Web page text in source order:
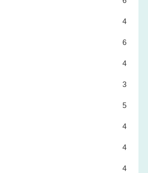
4
6
4
3
5
4
4
4